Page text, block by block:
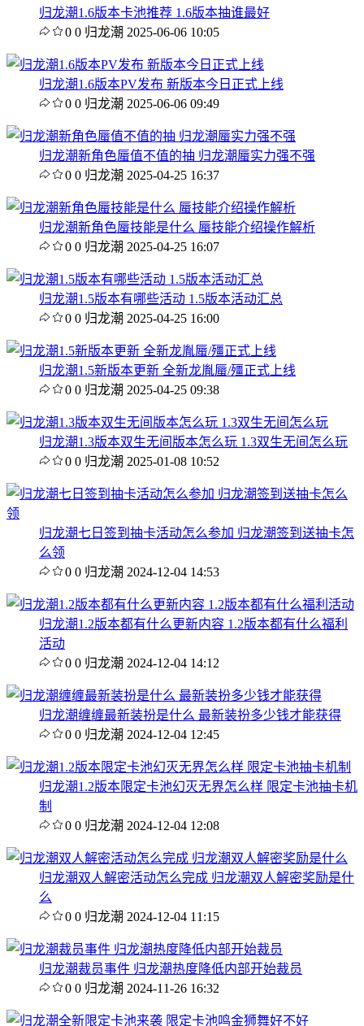
归龙潮1.6版本卡池推荐 1.6版本抽谁最好
0 0 归龙潮 2025-06-06 10:05
归龙潮1.6版本PV发布 新版本今日正式上线
0 0 归龙潮 2025-06-06 09:49
归龙潮新角色蜃值不值的抽 归龙潮蜃实力强不强
0 0 归龙潮 2025-04-25 16:37
归龙潮新角色蜃技能是什么 蜃技能介绍操作解析
0 0 归龙潮 2025-04-25 16:07
归龙潮1.5版本有哪些活动 1.5版本活动汇总
0 0 归龙潮 2025-04-25 16:00
归龙潮1.5新版本更新 全新龙胤蜃/殭正式上线
0 0 归龙潮 2025-04-25 09:38
归龙潮1.3版本双生无间版本怎么玩 1.3双生无间怎么玩
0 0 归龙潮 2025-01-08 10:52
归龙潮七日签到抽卡活动怎么参加 归龙潮签到送抽卡怎
么领
0 0 归龙潮 2024-12-04 14:53
归龙潮1.2版本都有什么更新内容 1.2版本都有什么福利
活动
0 0 归龙潮 2024-12-04 14:12
归龙潮缠缠最新装扮是什么 最新装扮多少钱才能获得
0 0 归龙潮 2024-12-04 12:45
归龙潮1.2版本限定卡池幻灭无界怎么样 限定卡池抽卡机
制
0 0 归龙潮 2024-12-04 12:08
归龙潮双人解密活动怎么完成 归龙潮双人解密奖励是什
么
0 0 归龙潮 2024-12-04 11:15
归龙潮裁员事件 归龙潮热度降低内部开始裁员
0 0 归龙潮 2024-11-26 16:32